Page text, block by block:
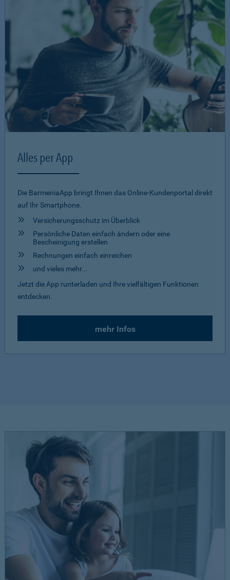
Alles per App
Die BarmeniaApp bringt Ihnen das Online-Kundenportal direkt
auf Ihr Smartphone.
Versicherungsschutz im Überblick
Persönliche Daten einfach ändern oder eine
Bescheinigung erstellen
Rechnungen einfach einreichen
und vieles mehr...
Jetzt die App runterladen und Ihre vielfältigen Funktionen
entdecken.
mehr Infos